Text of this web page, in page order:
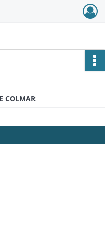
- Colmar
COLMAR